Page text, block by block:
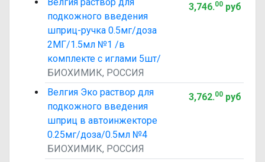
подкожного введения
шприц-ручка 0.5мг/доза
2МГ/1.5мл №1 /в
комплекте с иглами 5шт/
БИОХИМИК, РОССИЯ
3,746.00руб
Велгия Эко раствор для
подкожного введения
шприц в автоинжекторе
0.25мг/доза/0.5мл №4
БИОХИМИК, РОССИЯ
3,762.00руб